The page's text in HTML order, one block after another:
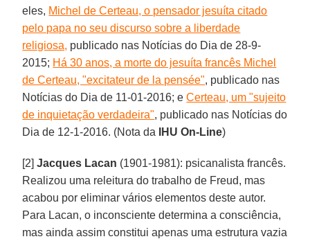
eles, Michel de Certeau, o pensador jesuíta citado
pelo papa no seu discurso sobre a liberdade
religiosa, publicado nas Notícias do Dia de 28-9-
2015; Há 30 anos, a morte do jesuíta francês Michel
de Certeau, "excitateur de la pensée", publicado nas
Notícias do Dia de 11-01-2016; eCerteau, um "sujeito
de inquietação verdadeira", publicado nas Notícias do
Dia de 12-1-2016. (Nota da
IHU On-Line)
[2]Jacques Lacan (1901-1981): psicanalista francês.
Realizou uma releitura do trabalho de Freud, mas
acabou por eliminar vários elementos deste autor.
Para Lacan, o inconsciente determina a consciência,
mas ainda assim constitui apenas uma estrutura vazia